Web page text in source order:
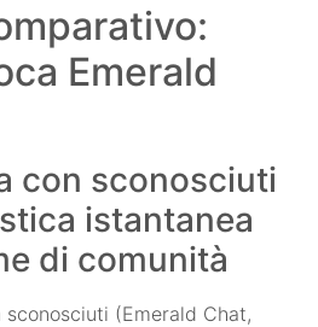
Emerald
con sconosciuti
istantanea
di comunità
sconosciuti (Emerald Chat,